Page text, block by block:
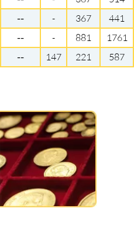
-- - 367
441
-- - 881
1761
-- 147 221
587